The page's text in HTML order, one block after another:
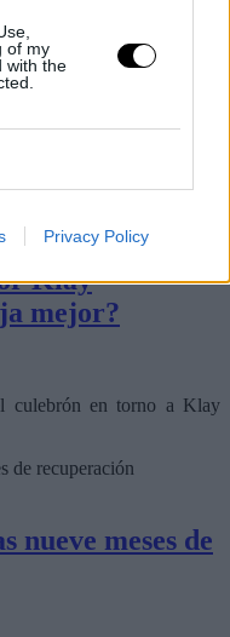
of my
with the
Privacy Policy
Bucks y
pretendidos del
en la puja.
Klay
mejor?
culebrón en torno a Klay
nueve meses de